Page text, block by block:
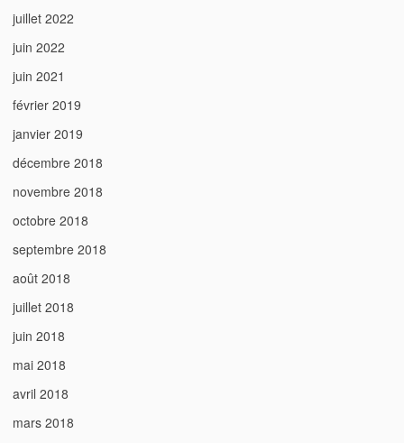
juillet 2022
juin 2022
juin 2021
février 2019
janvier 2019
décembre 2018
novembre 2018
octobre 2018
septembre 2018
août 2018
juillet 2018
juin 2018
mai 2018
avril 2018
mars 2018